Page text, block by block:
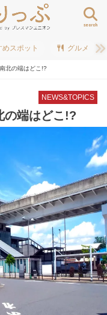
search
めスポット グルメ
北の端はどこ!?
NEWS&TOPICS
端はどこ!?